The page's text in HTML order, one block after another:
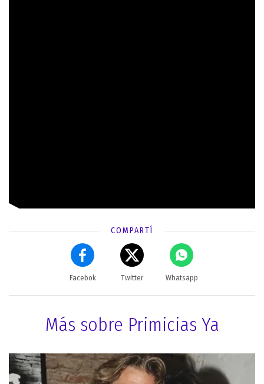
COMPARTÍ
Facebok Twitter Whatsapp
Más sobre Primicias Ya